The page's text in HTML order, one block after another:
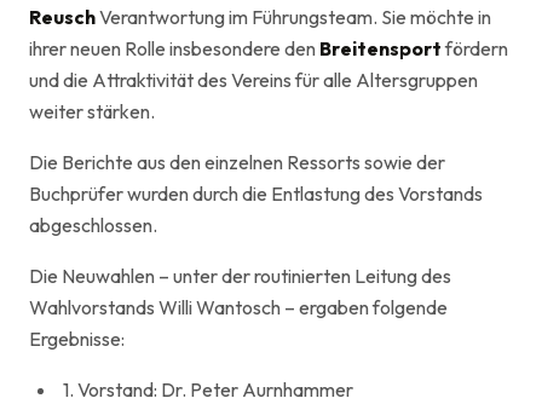
ReuschVerantwortung im Führungsteam. Sie möchte in
ihrer neuen Rolle insbesondere den Breitensportfördern
und die Attraktivität des Vereins für alle Altersgruppen
weiter stärken.
Die Berichte aus den einzelnen Ressorts sowie der
Buchprüfer wurden durch die Entlastung des Vorstands
abgeschlossen.
Die Neuwahlen – unter der routinierten Leitung des
Wahlvorstands Willi Wantosch – ergaben folgende
Ergebnisse:
1. Vorstand: Dr. Peter Aurnhammer